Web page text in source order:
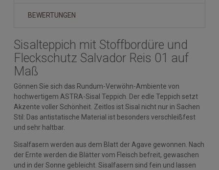
BEWERTUNGEN
Sisalteppich mit Stoffbordüre und
Fleckschutz Salvador Reis 01 auf
Maß
Gönnen Sie sich das Rundum-Verwöhn-Ambiente von
hochwertigem ASTRA-Sisal Teppich. Der edle Teppich setzt
Akzente voller Schönheit. Zeitlos ist Sisal nicht nur in Sachen
Stil: Das antistatische Material ist besonders verschleißfest
und sehr haltbar.
Sisalfasern werden aus dem Blatt der Agave gewonnen. Nach
der Ernte werden die Blätter vom Fleisch befreit, gewaschen
und in der Sonne gebleicht. Sisalfasern sind fein und lassen